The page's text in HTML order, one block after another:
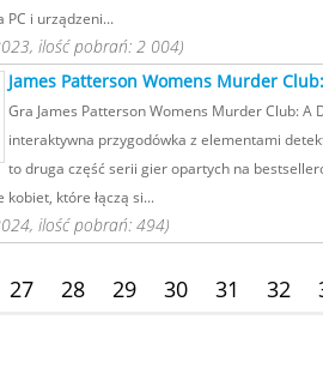
i urządzeni...
ilość pobrań: 2 004)
James Patterson Womens Murder
Gra James Patterson Womens Murder Club: A
interaktywna przygodówka z elementami
to druga część serii gier opartych na
które łączą si...
ilość pobrań: 494)
27 28 29 30 31 32